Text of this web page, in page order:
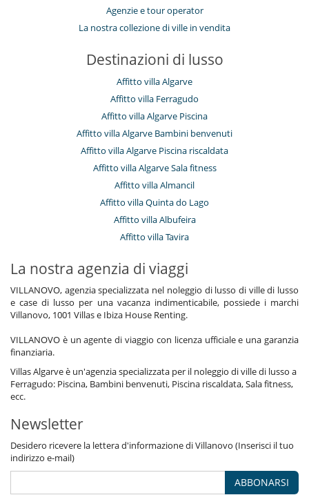
Agenzie e tour operator
La nostra collezione di ville in vendita
Destinazioni di lusso
Affitto villa Algarve
Affitto villa Ferragudo
Affitto villa Algarve Piscina
Affitto villa Algarve Bambini benvenuti
Affitto villa Algarve Piscina riscaldata
Affitto villa Algarve Sala fitness
Affitto villa Almancil
Affitto villa Quinta do Lago
Affitto villa Albufeira
Affitto villa Tavira
La nostra agenzia di viaggi
VILLANOVO, agenzia specializzata nel noleggio di lusso di ville di lusso
e case di lusso per una vacanza indimenticabile, possiede i marchi
Villanovo, 1001 Villas e Ibiza House Renting.
VILLANOVO è un agente di viaggio con licenza ufficiale e una garanzia
finanziaria.
Villas Algarve è un'agenzia specializzata per il noleggio di ville di lusso a
Ferragudo: Piscina, Bambini benvenuti, Piscina riscaldata, Sala fitness,
ecc.
Newsletter
Desidero ricevere la lettera d'informazione di Villanovo (Inserisci il tuo
indirizzo e-mail)
ABBONARSI